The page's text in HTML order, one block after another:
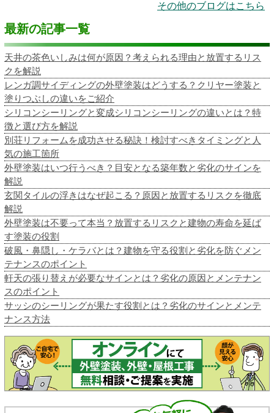
その他のブログはこちら
最新の記事一覧
天井の茶色いしみは何が原因？考えられる理由と放置するリス
クを解説
レンガ調サイディングの外壁塗装はどうする？クリヤー塗装と
塗りつぶしの違いをご紹介
シリコンシーリングと変成シリコンシーリングの違いとは？特
徴と選び方を解説
別荘リフォームを成功させる秘訣！検討すべきタイミングと人
気の施工箇所
外壁塗装はいつ行うべき？目安となる築年数と劣化のサインを
解説
玄関タイルの浮きはなぜ起こる？原因と放置するリスクを徹底
解説
外壁塗装は不要って本当？放置するリスクと建物の寿命を延ば
す塗装の役割
破風・鼻隠し・ケラバとは？建物を守る役割と劣化を防ぐメン
テナンスのポイント
軒天の張り替えが必要なサインとは？劣化の原因とメンテナン
スのポイント
サッシのシーリングが果たす役割とは？劣化のサインとメンテ
ナンス方法